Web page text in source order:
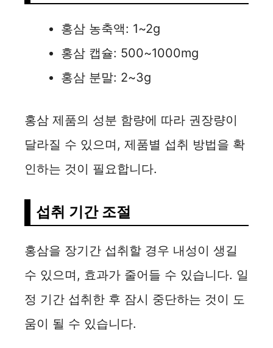
홍삼 농축액: 1~2g
홍삼 캡슐: 500~1000mg
홍삼 분말: 2~3g
홍삼 제품의 성분 함량에 따라 권장량이
달라질 수 있으며, 제품별 섭취 방법을 확
인하는 것이 필요합니다.
섭취 기간 조절
홍삼을 장기간 섭취할 경우 내성이 생길
수 있으며, 효과가 줄어들 수 있습니다. 일
정 기간 섭취한 후 잠시 중단하는 것이 도
움이 될 수 있습니다.